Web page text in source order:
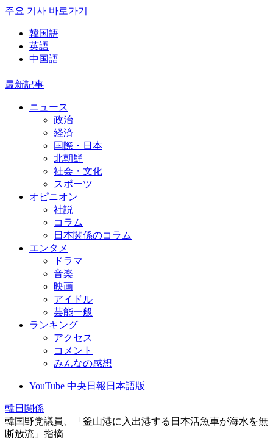
주요 기사 바로가기
韓国語
英語
中国語
最新記事
ニュース
政治
経済
国際・日本
北朝鮮
社会・文化
スポーツ
オピニオン
社説
コラム
日本関係のコラム
エンタメ
ドラマ
音楽
映画
アイドル
芸能一般
ランキング
アクセス
コメント
みんなの感想
YouTube 中央日報日本語版
韓日関係
韓国野党議員、「釜山港に入出港する日本活魚車が海水を無
断放流」指摘